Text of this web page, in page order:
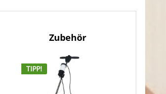
Zubehör
TIPP!